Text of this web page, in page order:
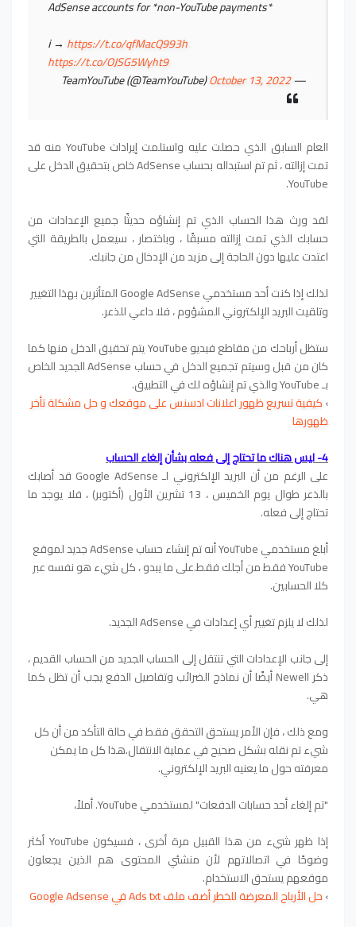
AdSense accounts for *non-YouTube payments*
ℹ️ → https://t.co/qfMacQ993h
https://t.co/OJSG5Wyht9
— TeamYouTube (@TeamYouTube)
October 13, 2022
العام السابق الذي حصلت عليه واستلمت إيرادات YouTube منه قد
تمت إزالته ، ثم تم استبداله بحساب AdSense خاص بتحقيق الدخل على
YouTube.
لقد ورث هذا الحساب الذي تم إنشاؤه حديثًا جميع الإعدادات من
حسابك الذي تمت إزالته مسبقًا ، وباختصار ، سيعمل بالطريقة التي
اعتدت عليها دون الحاجة إلى مزيد من الإدخال من جانبك.
لذلك إذا كنت أحد مستخدمي Google AdSense المتأثرين بهذا التغيير
وتلقيت البريد الإلكتروني المشؤوم ، فلا داعي للذعر.
ستظل أرباحك من مقاطع فيديو YouTube يتم تحقيق الدخل منها كما
كان من قبل وسيتم تجميع الدخل في حساب AdSense الجديد الخاص
بـ YouTube والذي تم إنشاؤه لك في التطبيق.
›كيفية تسريع ظهور اعلانات ادسنس على موقعك و حل مشكلة تأخر
ظهورها
4- ليس هناك ما تحتاج إلى فعله بشأن إلغاء الحساب
على الرغم من أن البريد الإلكتروني لـ Google AdSense قد أصابك
بالذعر طوال يوم الخميس ، 13 تشرين الأول (أكتوبر) ، فلا يوجد ما
تحتاج إلى فعله.
أبلغ مستخدمي YouTube أنه تم إنشاء حساب AdSense جديد لموقع
YouTube فقط من أجلك فقط.على ما يبدو ، كل شيء هو نفسه عبر
كلا الحسابين.
لذلك لا يلزم تغيير أي إعدادات في AdSense الجديد.
إلى جانب الإعدادات التي تنتقل إلى الحساب الجديد من الحساب القديم ،
ذكر Newell أيضًا أن نماذج الضرائب وتفاصيل الدفع يجب أن تظل كما
هي.
ومع ذلك ، فإن الأمر يستحق التحقق فقط في حالة التأكد من أن كل
شيء تم نقله بشكل صحيح في عملية الانتقال.هذا كل ما يمكن
معرفته حول ما يعنيه البريد الإلكتروني.
"تم إلغاء أحد حسابات الدفعات" لمستخدمي YouTube. أملاً،
إذا ظهر شيء من هذا القبيل مرة أخرى ، فسيكون YouTube أكثر
وضوحًا في اتصالاتهم لأن منشئي المحتوى هم الذين يجعلون
موقعهم يستحق الاستخدام.
›حل الأرباح المعرضة للخطر أضف ملف Ads txt في Google Adsense